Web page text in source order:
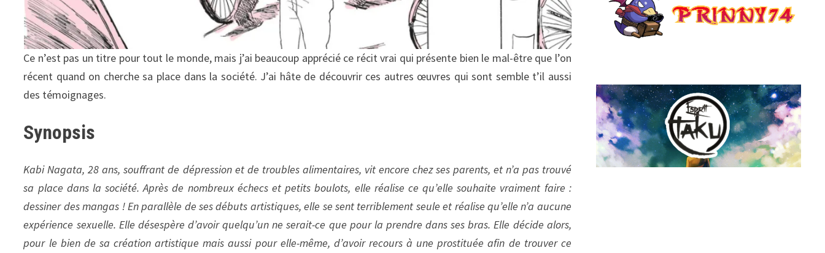
Ce n’est pas un titre pour tout le monde, mais j’ai beaucoup apprécié ce récit vrai qui présente bien le mal-être que l’on
récent quand on cherche sa place dans la société. J’ai hâte de découvrir ces autres œuvres qui sont semble t’il aussi
des témoignages.
Synopsis
Kabi Nagata, 28 ans, souffrant de dépression et de troubles alimentaires, vit encore chez ses parents, et n’a pas trouvé
sa place dans la société. Après de nombreux échecs et petits boulots, elle réalise ce qu’elle souhaite vraiment faire :
dessiner des mangas ! En parallèle de ses débuts artistiques, elle se sent terriblement seule et réalise qu’elle n’a aucune
expérience sexuelle. Elle désespère d’avoir quelqu’un ne serait-ce que pour la prendre dans ses bras. Elle décide alors,
pour le bien de sa création artistique mais aussi pour elle-même, d’avoir recours à une prostituée afin de trouver ce